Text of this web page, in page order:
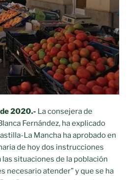
de 2020.- La consejera de
Fernández, ha explicado
La Mancha ha aprobado en
de hoy dos instrucciones
las situaciones de la población
necesario atender” y que se ha